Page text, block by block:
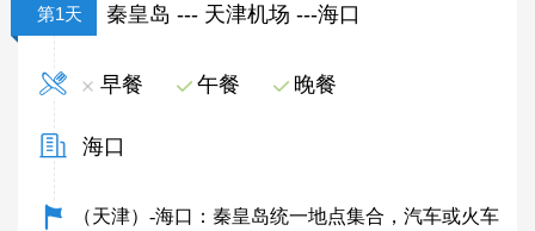
第1天 秦皇岛 --- 天津机场 ---海口
早餐 午餐 晚餐
海口
（天津）-海口：秦皇岛统一地点集合，汽车或火车